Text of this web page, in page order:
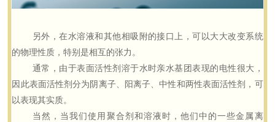
另外，在水溶液和其他相吸附的接口上，可以大大改变系统
的物理性质，特别是相互的张力。
通常，由于表面活性剂溶于水时亲水基团表现的电性很大，
因此表面活性剂分为阴离子、阳离子、中性和两性表面活性剂，可
以表现其实质。
当然，当我们使用聚合剂和溶液时，他们中的一些金属离